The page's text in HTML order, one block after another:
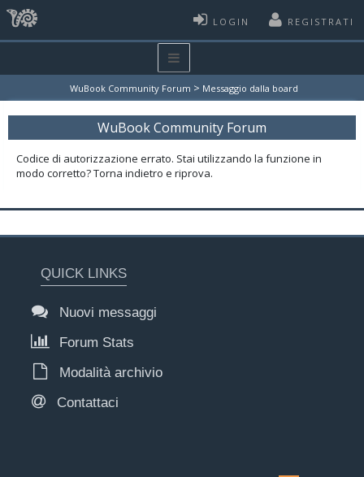
LOGIN REGISTRATI
WuBook Community Forum > Messaggio dalla board
WuBook Community Forum
Codice di autorizzazione errato. Stai utilizzando la funzione in
modo corretto? Torna indietro e riprova.
QUICK LINKS
Nuovi messaggi
Forum Stats
Modalità archivio
Contattaci